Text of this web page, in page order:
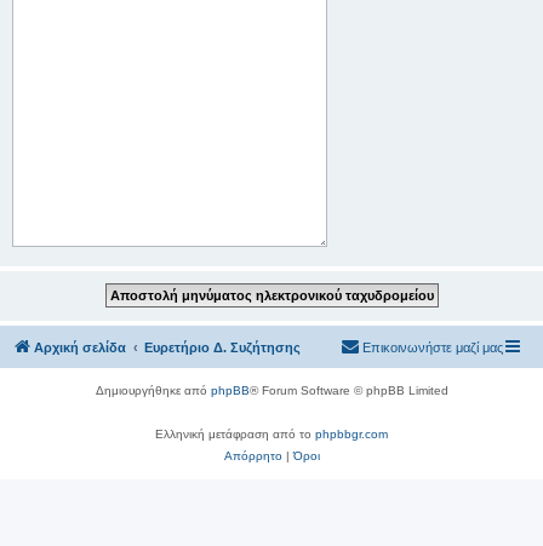
Αρχική σελίδα Ευρετήριο Δ. Συζήτησης Επικοινωνήστε μαζί μας
Δημιουργήθηκε από phpBB® Forum Software © phpBB Limited
Ελληνική μετάφραση από το phpbbgr.com
Απόρρητο|Όροι